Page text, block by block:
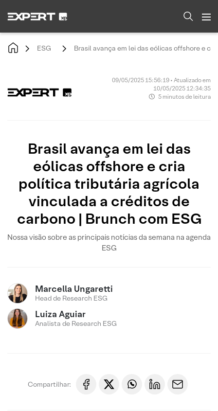
ESG Brasil avança em lei das eólicas offshore e
09/05/2025 15:56:19 • Atualizado em
10/05/2025 12:34:35
5 minutos de leitura
Brasil avança em lei das
eólicas offshore e cria
política tributária agrícola
vinculada a créditos de
carbono | Brunch com ESG
Nossa visão sobre as principais notícias da semana na agenda
ESG
Marcella Ungaretti
Head de Research ESG
Luiza Aguiar
Analista de Research ESG
Compartilhar: